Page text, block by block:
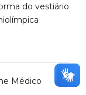
do vestiário
Médico